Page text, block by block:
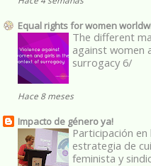
Equal rights for women
The different
against women
surrogacy 6/
Hace 8 meses
Impacto de género ya!
Participación en
estrategia de
feminista y